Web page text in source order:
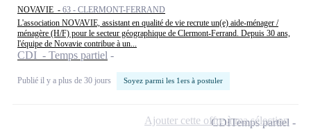
NOVAVIE - 63 - CLERMONT-FERRAND
L'association NOVAVIE, assistant en qualité de vie recrute un(e) aide-ménager /
ménagère (H/F) pour le secteur géographique de Clermont-Ferrand. Depuis 30 ans,
l'équipe de Novavie contribue à un...
CDI - Temps partiel
Publié il y a plus de 30 jours Soyez parmi les 1ers à postuler
CDITemps partiel
Ajouter cette offre à ma sélection